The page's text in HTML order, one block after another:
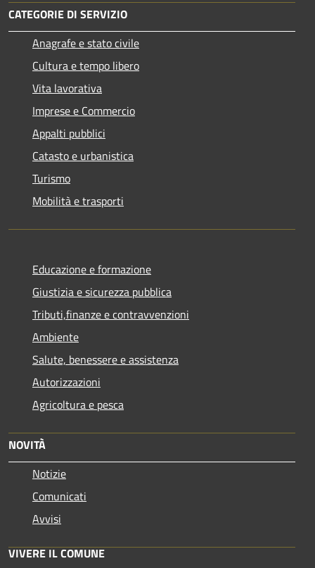
CATEGORIE DI SERVIZIO
Anagrafe e stato civile
Cultura e tempo libero
Vita lavorativa
Imprese e Commercio
Appalti pubblici
Catasto e urbanistica
Turismo
Mobilità e trasporti
Educazione e formazione
Giustizia e sicurezza pubblica
Tributi,finanze e contravvenzioni
Ambiente
Salute, benessere e assistenza
Autorizzazioni
Agricoltura e pesca
NOVITÀ
Notizie
Comunicati
Avvisi
VIVERE IL COMUNE